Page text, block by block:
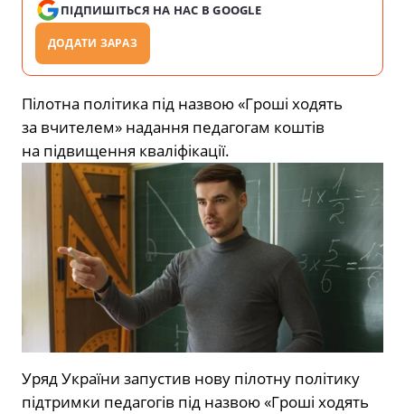
ПІДПИШІТЬСЯ НА НАС В GOOGLE
ДОДАТИ ЗАРАЗ
Пілотна політика під назвою «Гроші ходять
за вчителем» надання педагогам коштів
на підвищення кваліфікації.
Уряд України запустив нову пілотну політику
підтримки педагогів під назвою «Гроші ходять